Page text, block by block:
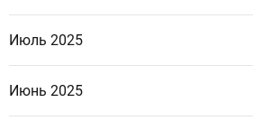
Июль 2025
Июнь 2025